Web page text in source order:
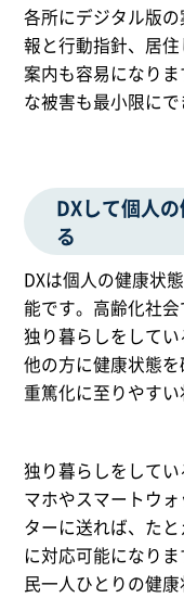
各所にデジタル版
報と行動指針、居
案内も容易になり
な被害も最小限にで
DXして個人
る
DXは個人の健康状
能です。高齢化社
独り暮らしをして
他の方に健康状態
重篤化に至りやすい
独り暮らしをして
マホやスマートウ
ターに送れば、た
に対応可能になり
民一人ひとりの健